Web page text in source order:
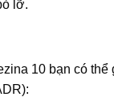
lỡ.
10 bạn có thể